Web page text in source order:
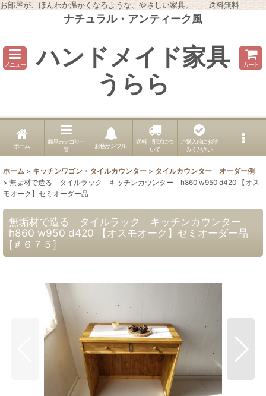
お部屋が、ほんわか温かくなるような、やさしい家具。 送料無料
ナチュラル・アンティーク風
メニュー ハンドメイド家具
うらら
カート
ホーム
商品カテゴリ一
覧
お色サンプル
送料・配送につ
いて
ご購入前にお読
みください
ホーム > キッチンワゴン・タイルカウンター > タイルカウンター オーダー例
> 無垢材で造る タイルラック キッチンカウンター h860 w950 d420 【オス
モオーク】セミオーダー品
無垢材で造る タイルラック キッチンカウンター
h860 w950 d420 【オスモオーク】セミオーダー品
[＃６７５]